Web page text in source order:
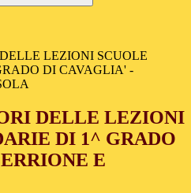
LEZIONI SCUOLE
DI CAVAGLIA' -
DELLE LEZIONI
DI 1^ GRADO
E